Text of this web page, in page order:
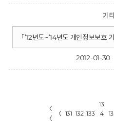
기
「’12년도~’14년도 개인정보보호
2012-01-30
〈
〈
〈 131 132 133
13
4